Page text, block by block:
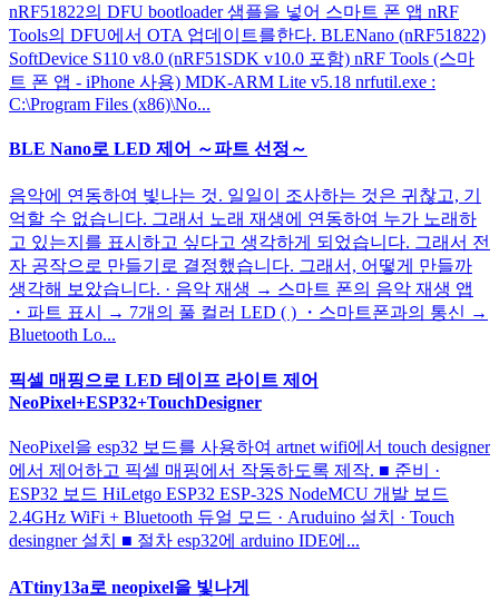
nRF51822의 DFU bootloader 샘플을 넣어 스마트 폰 앱 nRF
Tools의 DFU에서 OTA 업데이트를한다. BLENano (nRF51822)
SoftDevice S110 v8.0 (nRF51SDK v10.0 포함) nRF Tools (스마
트 폰 앱 - iPhone 사용) MDK-ARM Lite v5.18 nrfutil.exe :
C:\Program Files (x86)\No...
BLE Nano로 LED 제어 ～파트 선정～
음악에 연동하여 빛나는 것. 일일이 조사하는 것은 귀찮고, 기
억할 수 없습니다. 그래서 노래 재생에 연동하여 누가 노래하
고 있는지를 표시하고 싶다고 생각하게 되었습니다. 그래서 전
자 공작으로 만들기로 결정했습니다. 그래서, 어떻게 만들까
생각해 보았습니다. · 음악 재생 → 스마트 폰의 음악 재생 앱
・파트 표시 → 7개의 풀 컬러 LED ( ) ・스마트폰과의 통신 →
Bluetooth Lo...
픽셀 매핑으로 LED 테이프 라이트 제어
NeoPixel+ESP32+TouchDesigner
NeoPixel을 esp32 보드를 사용하여 artnet wifi에서 touch designer
에서 제어하고 픽셀 매핑에서 작동하도록 제작. ■ 준비 ·
ESP32 보드 HiLetgo ESP32 ESP-32S NodeMCU 개발 보드
2.4GHz WiFi + Bluetooth 듀얼 모드 · Aruduino 설치 · Touch
desingner 설치 ■ 절차 esp32에 arduino IDE에...
ATtiny13a로 neopixel을 빛나게